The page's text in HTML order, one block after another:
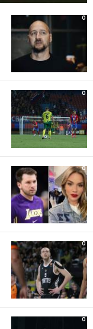
0
0
0
0
0